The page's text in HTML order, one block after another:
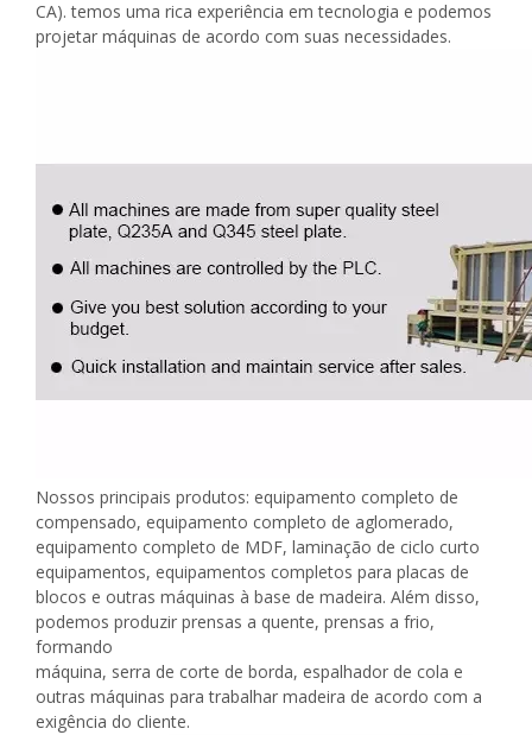
CA). temos uma rica experiência em tecnologia e podemos
projetar máquinas de acordo com suas necessidades.
Nossos principais produtos: equipamento completo de
compensado, equipamento completo de aglomerado,
equipamento completo de MDF, laminação de ciclo curto
equipamentos, equipamentos completos para placas de
blocos e outras máquinas à base de madeira. Além disso,
podemos produzir prensas a quente, prensas a frio,
formando
máquina, serra de corte de borda, espalhador de cola e
outras máquinas para trabalhar madeira de acordo com a
exigência do cliente.